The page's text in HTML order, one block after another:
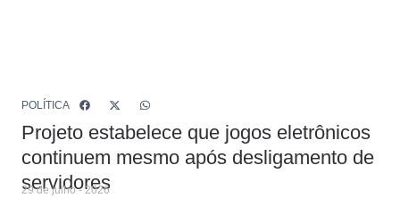
POLÍTICA
Projeto estabelece que jogos eletrônicos
continuem mesmo após desligamento de
servidores
29 de julho - 2026